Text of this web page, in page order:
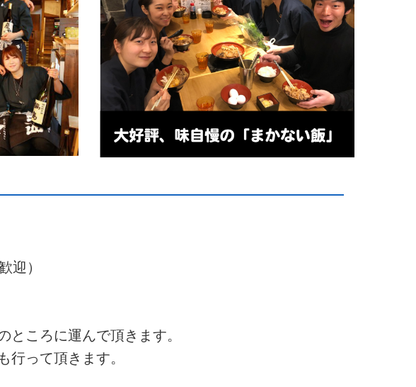
迎）
ころに運んで頂きます。
って頂きます。